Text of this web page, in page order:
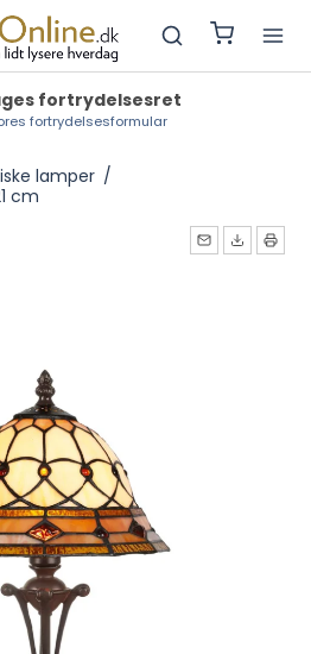
fortrydelsesret
fortrydelsesformular
lamper /
cm